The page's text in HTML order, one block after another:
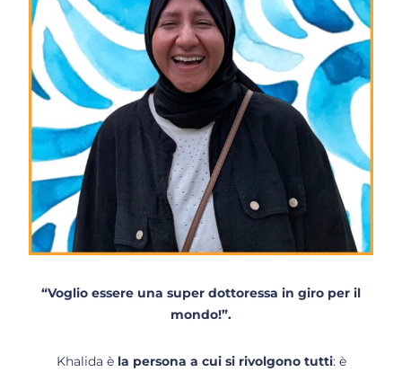
“Voglio essere una super dottoressa in giro per il
mondo!”.
Khalida è la persona a cui si rivolgono tutti: è